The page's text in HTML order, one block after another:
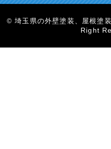
©埼玉県の外壁塗装、屋根塗
Right